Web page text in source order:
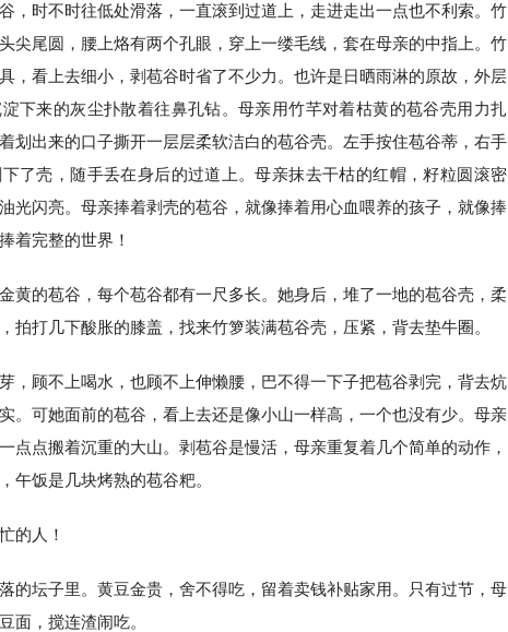
，时不时往低处滑落，一直滚到过道上，走进走出一点也不利索。竹
尖尾圆，腰上烙有两个孔眼，穿上一缕毛线，套在母亲的中指上。竹
，看上去细小，剥苞谷时省了不少力。也许是日晒雨淋的原故，外层
下来的灰尘扑散着往鼻孔钻。母亲用竹芊对着枯黄的苞谷壳用力扎
划出来的口子撕开一层层柔软洁白的苞谷壳。左手按住苞谷蒂，右手
了壳，随手丢在身后的过道上。母亲抹去干枯的红帽，籽粒圆滚密
光闪亮。母亲捧着剥壳的苞谷，就像捧着用心血喂养的孩子，就像捧
着完整的世界！
黄的苞谷，每个苞谷都有一尺多长。她身后，堆了一地的苞谷壳，柔
拍打几下酸胀的膝盖，找来竹箩装满苞谷壳，压紧，背去垫牛圈。
，顾不上喝水，也顾不上伸懒腰，巴不得一下子把苞谷剥完，背去炕
。可她面前的苞谷，看上去还是像小山一样高，一个也没有少。母亲
点点搬着沉重的大山。剥苞谷是慢活，母亲重复着几个简单的动作，
午饭是几块烤熟的苞谷粑。
的人！
的坛子里。黄豆金贵，舍不得吃，留着卖钱补贴家用。只有过节，母
面，搅连渣闹吃。